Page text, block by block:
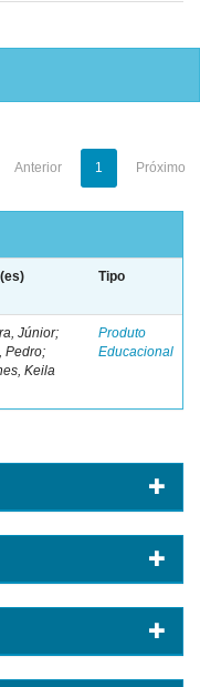
Anterior 1 Próximo
Tipo
Júnior;
Pedro;
Keila
Produto
Educacional